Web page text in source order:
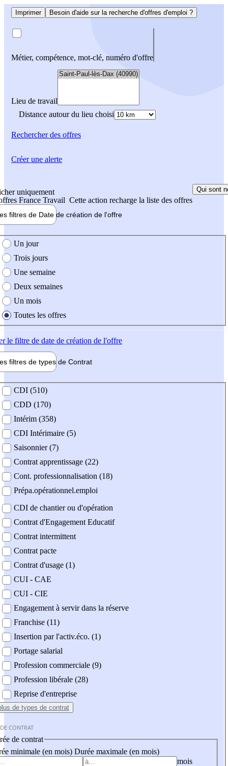
Imprimer Besoin d'aide sur la recherche d'offres d'emploi ?
Métier, compétence, mot-clé, numéro d'offre
Lieu de travail
Distance autour du lieu choisi
Rechercherdes offres
uniquement
France Travail Cette action recharge la liste des offres
Qui sont
filtres de Date de création de l'offre
création de l'offre
Un jour
Trois jours
Une semaine
Deux semaines
Un mois
Toutes les offres
le filtre de date de création de l'offre
filtres de types de Contrat
contrat
CDI (510)
CDD (170)
Intérim (358)
CDI Intérimaire (5)
Saisonnier (7)
Contrat apprentissage (22)
Cont. professionnalisation (18)
Prépa.opérationnel.emploi
CDI de chantier ou d'opération
Contrat d'Engagement Educatif
Contrat intermittent
Contrat pacte
Contrat d'usage (1)
CUI - CAE
CUI - CIE
Engagement à servir dans la réserve
Franchise (11)
Insertion par l'activ.éco. (1)
Portage salarial
Profession commerciale (9)
Profession libérale (28)
Reprise d'entreprise
de types de contrat
CONTRAT
de contrat
minimale (en mois) Durée maximale (en mois)
mois
Créer une alerte